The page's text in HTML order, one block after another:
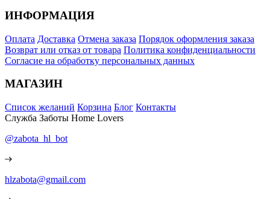
ИНФОРМАЦИЯ
Оплата Доставка Отмена заказа Порядок оформления заказа
Возврат или отказ от товара Политика конфиденциальности
Согласие на обработку персональных данных
МАГАЗИН
Список желаний Корзина Блог Контакты
Служба Заботы Home Lovers
@zabota_hl_bot
hlzabota@gmail.com